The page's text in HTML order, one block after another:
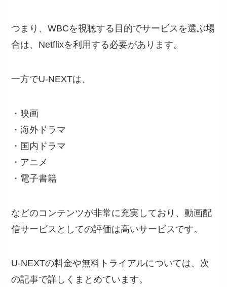
つまり、WBCを視聴する目的でサービスを選ぶ場
合は、Netflixを利用する必要があります。
一方でU-NEXTは、
・映画
・海外ドラマ
・国内ドラマ
・アニメ
・電子書籍
などのコンテンツが非常に充実しており、動画配
信サービスとしての評価は高いサービスです。
U-NEXTの料金や無料トライアルについては、次
の記事で詳しくまとめています。